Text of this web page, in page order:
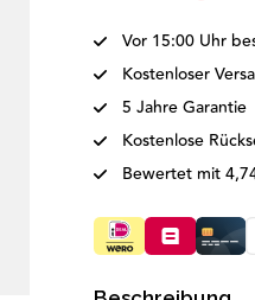
Vor 15:00 Uhr
Kostenloser
5 Jahre Garantie
Kostenlose
Bewertet mit